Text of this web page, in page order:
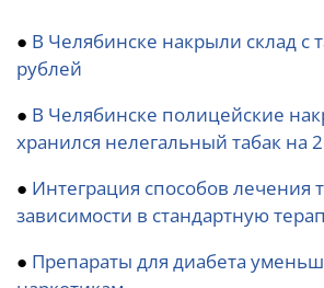
● В Челябинске накрыли склад с
рублей
● В Челябинске полицейские
хранился нелегальный табак на
● Интеграция способов лечения
зависимости в стандартную
● Препараты для диабета